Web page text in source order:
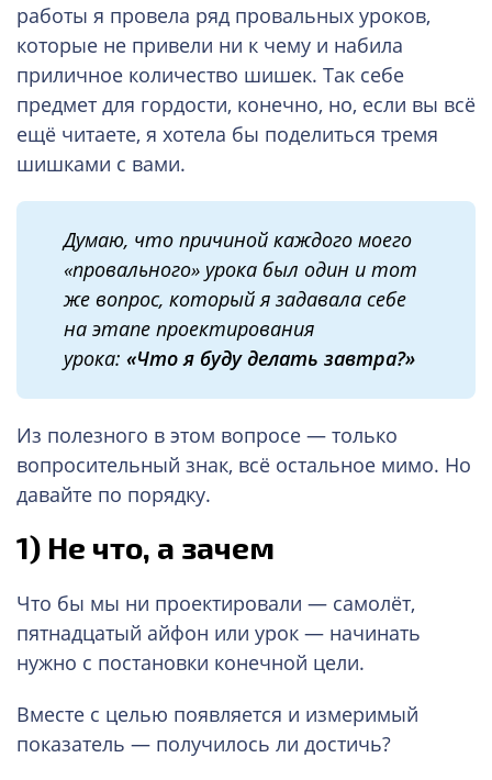
работы я провела ряд провальных уроков,
которые не привели ни к чему и набила
приличное количество шишек. Так себе
предмет для гордости, конечно, но, если вы всё
ещё читаете, я хотела бы поделиться тремя
шишками с вами.
Думаю, что причиной каждого моего
«провального» урока был один и тот
же вопрос, который я задавала себе
на этапе проектирования
урока: «Что я буду делать завтра?»
Из полезного в этом вопросе — только
вопросительный знак, всё остальное мимо. Но
давайте по порядку.
1) Не что, а зачем
Что бы мы ни проектировали — самолёт,
пятнадцатый айфон или урок — начинать
нужно с постановки конечной цели.
Вместе с целью появляется и измеримый
показатель — получилось ли достичь?